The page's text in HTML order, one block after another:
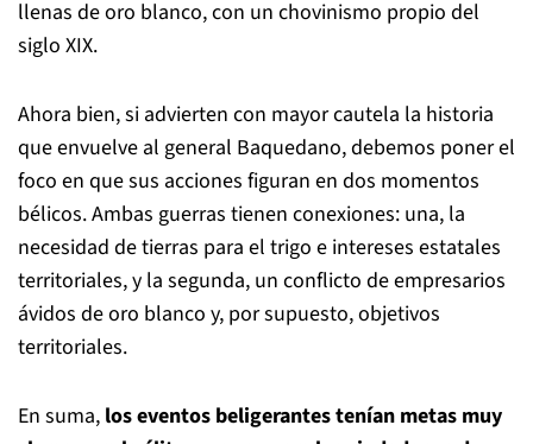
llenas de oro blanco, con un chovinismo propio del
siglo XIX.
Ahora bien, si advierten con mayor cautela la historia
que envuelve al general Baquedano, debemos poner el
foco en que sus acciones figuran en dos momentos
bélicos. Ambas guerras tienen conexiones: una, la
necesidad de tierras para el trigo e intereses estatales
territoriales, y la segunda, un conflicto de empresarios
ávidos de oro blanco y, por supuesto, objetivos
territoriales.
En suma, los eventos beligerantes tenían metas muy